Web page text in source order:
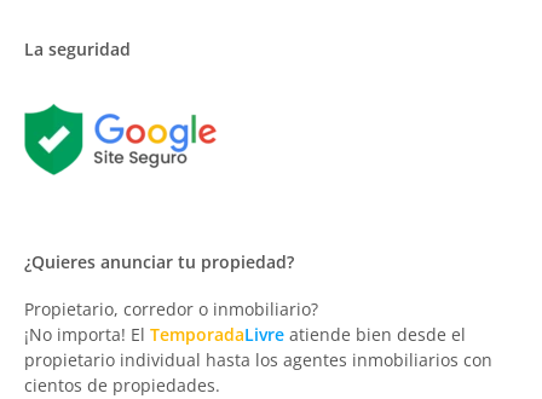
La seguridad
¿Quieres anunciar tu propiedad?
Propietario, corredor o inmobiliario?
¡No importa! El TemporadaLivre atiende bien desde el
propietario individual hasta los agentes inmobiliarios con
cientos de propiedades.